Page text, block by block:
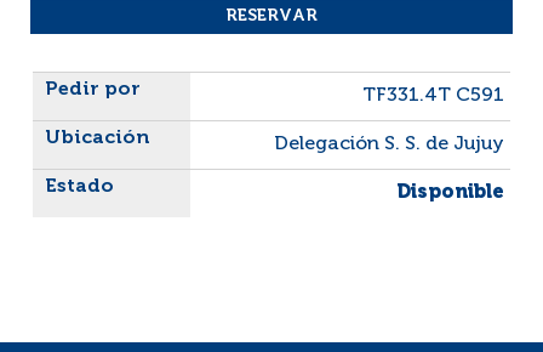
Liste des exemplaires
TF331.4T C591
Delegación S. S. de Jujuy
Disponible